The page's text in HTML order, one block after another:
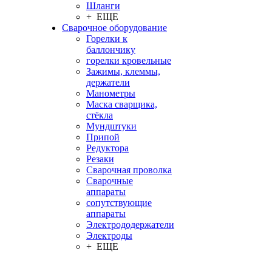
Шланги
+ ЕЩЕ
Сварочное оборудование
Горелки к
баллончику
горелки кровельные
Зажимы, клеммы,
держатели
Манометры
Маска сварщика,
стёкла
Мундштуки
Припой
Редуктора
Резаки
Сварочная проволка
Сварочные
аппараты
сопутствующие
аппараты
Электрододержатели
Электроды
+ ЕЩЕ